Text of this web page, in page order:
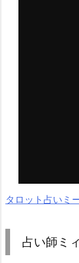
タロット占いミ
占い師ミ